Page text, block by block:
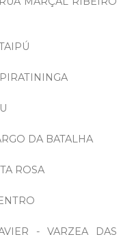
DA BATALHA
ROSA
- VARZEA DAS